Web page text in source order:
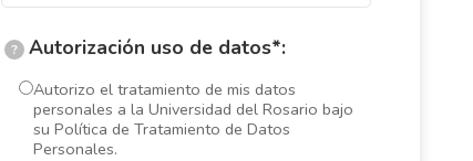
? Autorización uso de datos*:
Autorizo el tratamiento de mis datos
personales a la Universidad del Rosario bajo
su Política de Tratamiento de Datos
Personales.